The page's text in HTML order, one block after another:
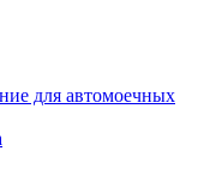
для автомоечных